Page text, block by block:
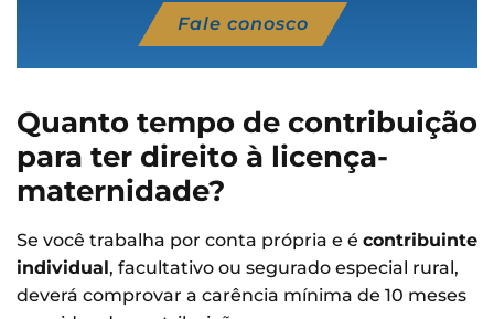
Fale conosco
Quanto tempo de contribuição
para ter direito à licença-
maternidade?
Se você trabalha por conta própria e é contribuinte
individual, facultativo ou segurado especial rural,
deverá comprovar a carência mínima de 10 meses